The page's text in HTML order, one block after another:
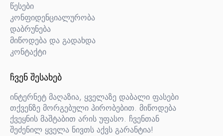
წესები
კონფიდენციალურობა
დაბრუნება
მიწოდება და გადახდა
კონტაქტი
ᲩᲕᲔᲜ ᲨᲔᲡᲐᲮᲔᲑ
ინტერნეტ მაღაზია, ყველაზე დაბალი ფასები
თქვენზე მორგებული პირობებით. მიწოდება
ქვეყნის მაშტაბით არის უფასო. ჩვენთან
შეძენილ ყველა ნივთს აქვს გარანტია!